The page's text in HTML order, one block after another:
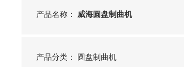
产品名称： 威海圆盘制曲机
产品分类： 圆盘制曲机